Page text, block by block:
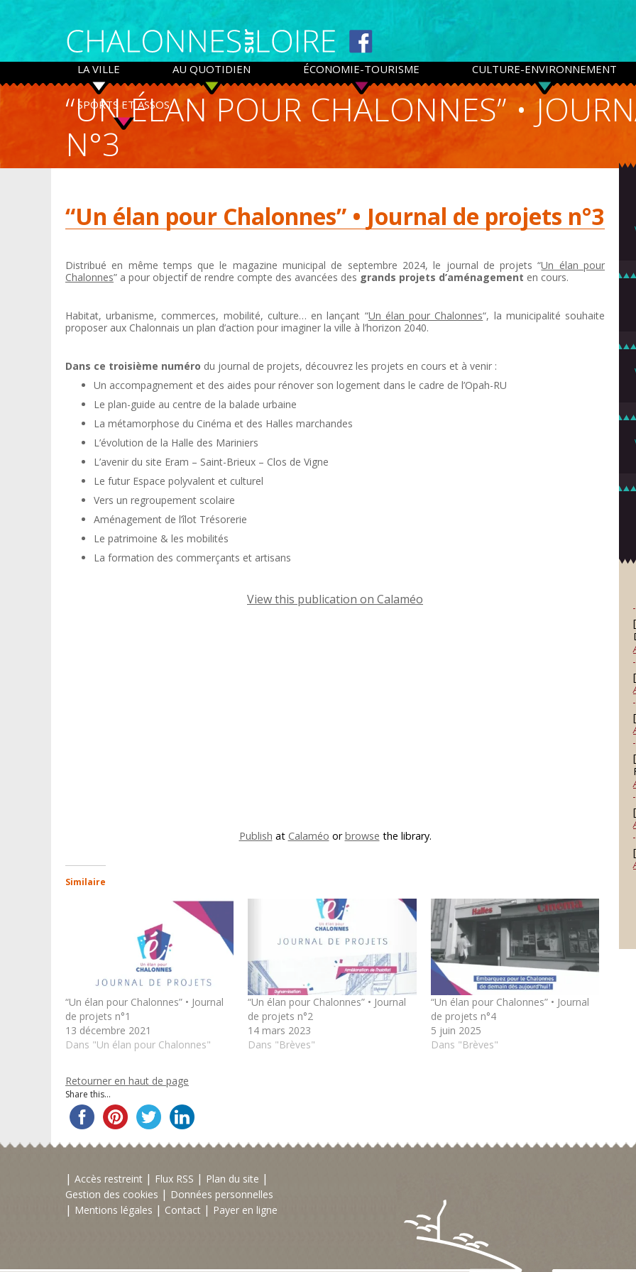
Panneau de gestion des cookies
LA VILLE AU QUOTIDIEN ÉCONOMIE-TOURISME CULTURE-ENVIRONNEMENT
SPORTS ET ASSOS
“UN ÉLAN POUR CHALONNES” •
N°3
“Un élan pour Chalonnes” • Journal de projets n°3
Distribué en même temps que le magazine municipal de septembre 2024, le journal de projets “Un élan pour
Chalonnes” a pour objectif de rendre compte des avancées des grands projets d’aménagement en cours.
Habitat, urbanisme, commerces, mobilité, culture… en lançant “Un élan pour Chalonnes“, la municipalité souhaite
proposer aux Chalonnais un plan d’action pour imaginer la ville à l’horizon 2040.
Dans ce troisième numéro du journal de projets, découvrez les projets en cours et à venir :
Un accompagnement et des aides pour rénover son logement dans le cadre de l’Opah-RU
Le plan-guide au centre de la balade urbaine
La métamorphose du Cinéma et des Halles marchandes
L’évolution de la Halle des Mariniers
L’avenir du site Eram – Saint-Brieux – Clos de Vigne
Le futur Espace polyvalent et culturel
Vers un regroupement scolaire
Aménagement de l’îlot Trésorerie
Le patrimoine & les mobilités
La formation des commerçants et artisans
View this publication on Calaméo
Publish at Calaméo orbrowse the library.
Similaire
“Un élan pour Chalonnes” • Journal
de projets n°1
13 décembre 2021
Dans "Un élan pour Chalonnes"
“Un élan pour Chalonnes” • Journal
de projets n°2
14 mars 2023
Dans "Brèves"
“Un élan pour Chalonnes” • Journal
de projets n°4
5 juin 2025
Dans "Brèves"
Retourner en haut de page
Share this...
Accès restreint Flux RSS
Plan du site
Gestion des cookies
Données personnelles
Mentions légales
Contact Payer en ligne